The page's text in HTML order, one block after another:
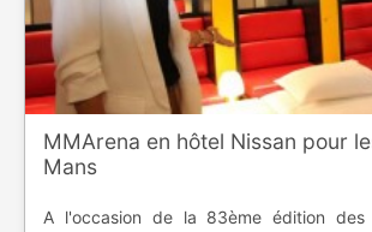
MMArena en hôtel Nissan pour
Mans
A l'occasion de la 83ème édition